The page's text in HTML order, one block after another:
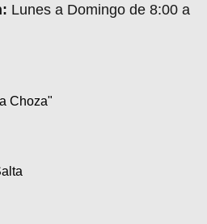
Lunes a Domingo de 8:00 a
Choza"